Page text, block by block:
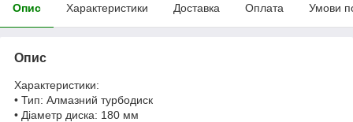
Опис Характеристики Доставка Оплата Умови
Опис
Характеристики:
• Тип: Алмазний турбодиск
• Діаметр диска: 180 мм